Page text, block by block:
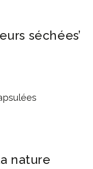
séchées’
nature